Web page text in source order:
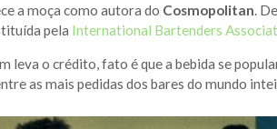
a moça como autora do Cosmopolitan.
pela International Bartenders
leva o crédito, fato é que a bebida se
as mais pedidas dos bares do mundo